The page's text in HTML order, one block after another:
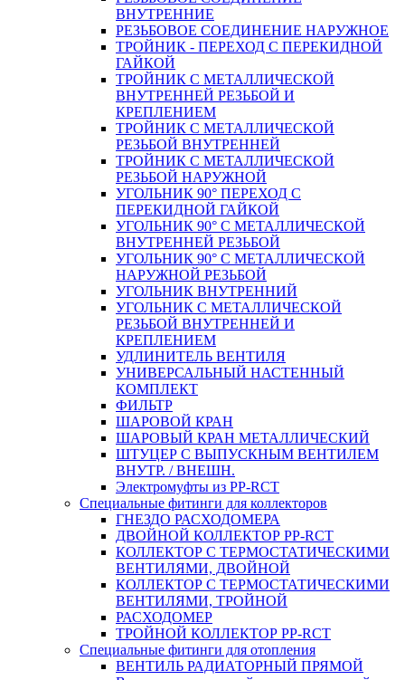
ВНУТРЕННИЕ
РЕЗЬБОВОЕ СОЕДИНЕНИЕ НАРУЖНОЕ
ТРОЙНИК - ПЕРЕХОД С ПЕРЕКИДНОЙ
ГАЙКОЙ
ТРОЙНИК С МЕТАЛЛИЧЕСКОЙ
ВНУТРЕННЕЙ РЕЗЬБОЙ И
КРЕПЛЕНИЕМ
ТРОЙНИК С МЕТАЛЛИЧЕСКОЙ
РЕЗЬБОЙ ВНУТРЕННЕЙ
ТРОЙНИК С МЕТАЛЛИЧЕСКОЙ
РЕЗЬБОЙ НАРУЖНОЙ
УГОЛЬНИК 90° ПЕРЕХОД С
ПЕРЕКИДНОЙ ГАЙКОЙ
УГОЛЬНИК 90° С МЕТАЛЛИЧЕСКОЙ
ВНУТРЕННEЙ РЕЗЬБОЙ
УГОЛЬНИК 90° С МЕТАЛЛИЧЕСКОЙ
НАРУЖНОЙ РЕЗЬБОЙ
УГОЛЬНИК ВНУТРЕННИЙ
УГОЛЬНИК С МЕТАЛЛИЧЕСКОЙ
РЕЗЬБОЙ ВНУТРЕННЕЙ И
КРЕПЛЕНИЕМ
УДЛИНИТЕЛЬ ВЕНТИЛЯ
УНИВЕРСАЛЬНЫЙ НАСТЕННЫЙ
КОМПЛЕКТ
ФИЛЬТР
ШАРОВОЙ КРАН
ШАРОВЫЙ КРАН МЕТАЛЛИЧЕСКИЙ
ШТУЦЕР С ВЫПУСКНЫМ ВЕНТИЛЕМ
ВНУТР. / ВНЕШН.
Электромуфты из PP-RCT
Специальные фитинги для коллекторов
ГНЕЗДО РАСХОДОМЕРА
ДВОЙНОЙ КОЛЛЕКТОР PP-RCT
КОЛЛЕКТОР С ТЕРМОСТАТИЧЕСКИМИ
ВЕНТИЛЯМИ, ДВОЙНОЙ
КОЛЛЕКТОР С ТЕРМОСТАТИЧЕСКИМИ
ВЕНТИЛЯМИ, ТРОЙНОЙ
РАСХОДОМЕР
ТРОЙНОЙ КОЛЛЕКТОР PP-RCT
Специальные фитинги для отопления
ВЕНТИЛЬ РАДИАТОРНЫЙ ПРЯМОЙ